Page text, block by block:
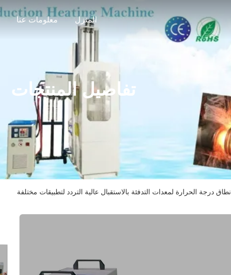
المنزل معلومات عنا
تفاصيل المنتجات
نطاق درجة الحرارة لمعدات التدفئة بالاستقبال عالية التردد لتطبيقات مختلفة